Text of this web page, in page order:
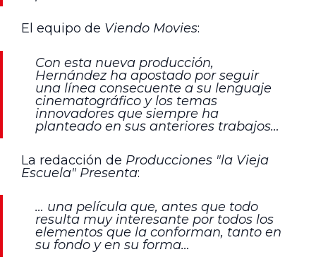
El equipo de Viendo Movies:
Con esta nueva producción,
Hernández ha apostado por seguir
una línea consecuente a su lenguaje
cinematográfico y los temas
innovadores que siempre ha
planteado en sus anteriores trabajos…
La redacción de Producciones "la Vieja
Escuela" Presenta:
… una película que, antes que todo
resulta muy interesante por todos los
elementos que la conforman, tanto en
su fondo y en su forma…